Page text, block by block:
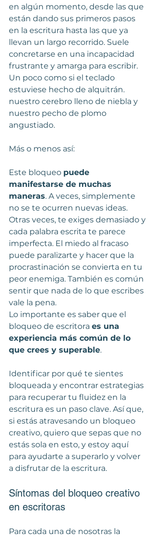
en algún momento, desde las que
están dando sus primeros pasos
en la escritura hasta las que ya
llevan un largo recorrido. Suele
concretarse en una incapacidad
frustrante y amarga para escribir.
Un poco como si el teclado
estuviese hecho de alquitrán.
nuestro cerebro lleno de niebla y
nuestro pecho de plomo
angustiado.
Más o menos así:
Este bloqueo puede
manifestarse de muchas
maneras. A veces, simplemente
no se te ocurren nuevas ideas.
Otras veces, te exiges demasiado y
cada palabra escrita te parece
imperfecta. El miedo al fracaso
puede paralizarte y hacer que la
procrastinación se convierta en tu
peor enemiga. También es común
sentir que nada de lo que escribes
vale la pena.
Lo importante es saber que el
bloqueo de escritora es una
experiencia más común de lo
que crees y superable.
Identificar por qué te sientes
bloqueada y encontrar estrategias
para recuperar tu fluidez en la
escritura es un paso clave. Así que,
si estás atravesando un bloqueo
creativo, quiero que sepas que no
estás sola en esto, y estoy aquí
para ayudarte a superarlo y volver
a disfrutar de la escritura.
Síntomas del bloqueo creativo
en escritoras
Para cada una de nosotras la